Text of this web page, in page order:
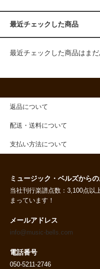
最近チェックした商品
最近チェックした商品はまだ
返品について
配送・送料について
支払い方法について
ミュージック・ベルズから
当社刊行楽譜点数：3,100点以
まっています！
メールアドレス
info@music-bells.com
電話番号
050-5211-2746